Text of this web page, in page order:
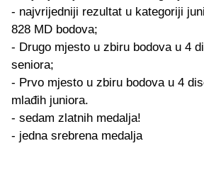
- najvrijedniji rezultat u kategoriji
828 MD bodova;
- Drugo mjesto u zbiru bodova u 4
seniora;
- Prvo mjesto u zbiru bodova u 4
mlađih juniora.
- sedam zlatnih medalja!
- jedna srebrena medalja